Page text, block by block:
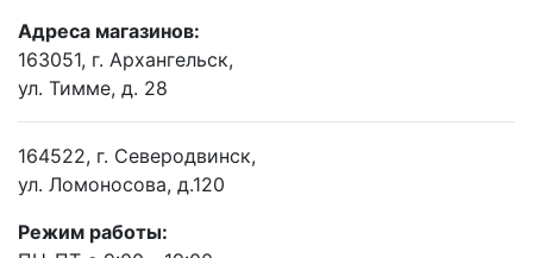
Адреса магазинов:
163051, г. Архангельск,
ул. Тимме, д. 28
164522, г. Северодвинск,
ул. Ломоносова, д.120
Режим работы: